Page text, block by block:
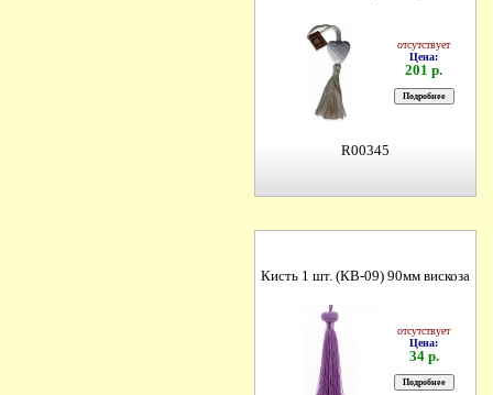
отсутствует
Цена:
201 р.
R00345
Кисть 1 шт. (КВ-09) 90мм вискоза
отсутствует
Цена:
34 р.